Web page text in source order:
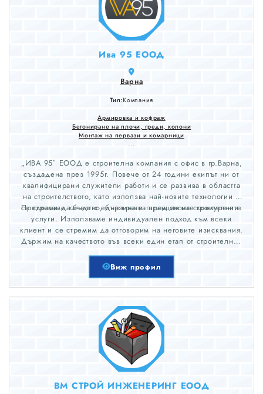
Ива 95 ЕООД
Варна
Тип:Компания
Армировка и кофраж
Бетониране на плочи, греди, колони
Монтаж на первази и комарници
...
„ИВА 95″ ЕООД е строителна компания с офис в гр.Варна,
създадена през 1995г. Повече от 24 години екипът ни от
квалифицирани служители работи и се развива в областта
на строителството, като използва най-новите технологии и
се стреми да бъде с една крачка пред своите конкуренти.
Предлагаме качество, бързина и гаранция на строителните
услуги. Използваме индивидуален подход към всеки
клиент и се стремим да отговорим на неговите изисквания.
Държим на качеството във всеки един етап от строителния
което правим, заради богатият опит който притежаваме –
над 100 реализирани обекти и удоволствието на нашите
клиенти от извършената работа.
Виж профил
ВМ СТРОЙ ИНЖЕНЕРИНГ ЕООД